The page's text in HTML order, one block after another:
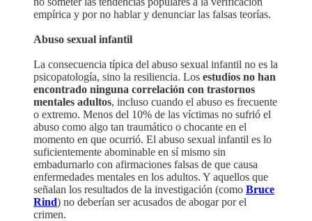
empírica y por no hablar y denunciar las falsas teorías.
Abuso sexual infantil
La consecuencia típica del abuso sexual infantil no es la
psicopatología, sino la resiliencia. Los estudios no han
encontrado ninguna correlación con trastornos
mentales adultos, incluso cuando el abuso es frecuente
o extremo. Menos del 10% de las víctimas no sufrió el
abuso como algo tan traumático o chocante en el
momento en que ocurrió. El abuso sexual infantil es lo
suficientemente abominable en sí mismo sin
embadurnarlo con afirmaciones falsas de que causa
enfermedades mentales en los adultos. Y aquellos que
señalan los resultados de la investigación (como Bruce
Rind) no deberían ser acusados de abogar por el
crimen.